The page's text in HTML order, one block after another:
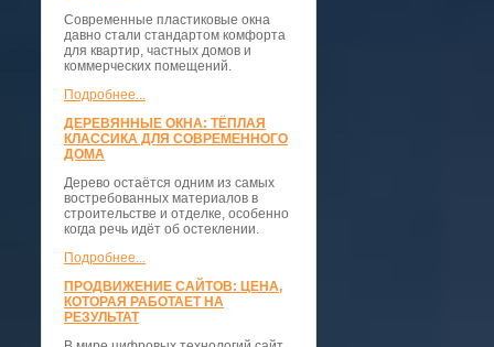
Современные пластиковые окна
давно стали стандартом комфорта
для квартир, частных домов и
коммерческих помещений.
Подробнее...
ДЕРЕВЯННЫЕ ОКНА: ТЁПЛАЯ
КЛАССИКА ДЛЯ СОВРЕМЕННОГО
ДОМА
Дерево остаётся одним из самых
востребованных материалов в
строительстве и отделке, особенно
когда речь идёт об остеклении.
Подробнее...
ПРОДВИЖЕНИЕ САЙТОВ: ЦЕНА,
КОТОРАЯ РАБОТАЕТ НА
РЕЗУЛЬТАТ